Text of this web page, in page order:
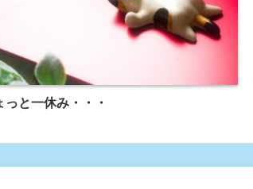
っと一休み・・・